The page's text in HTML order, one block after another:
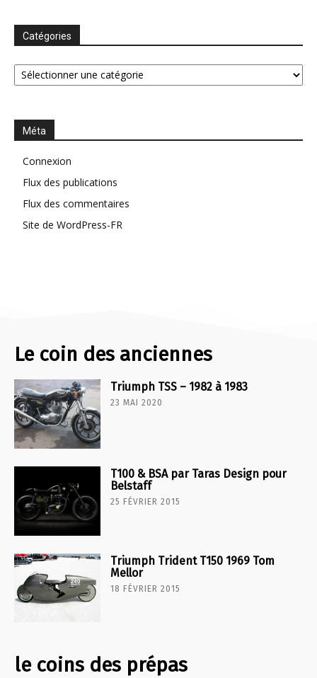
Catégories
Catégories
Méta
Connexion
Flux des publications
Flux des commentaires
Site de WordPress-FR
Le coin des anciennes
Triumph TSS – 1982 à 1983
23 MAI 2020
T100 & BSA par Taras Design pour
Belstaff
25 FÉVRIER 2015
Triumph Trident T150 1969 Tom
Mellor
18 FÉVRIER 2015
le coins des prépas